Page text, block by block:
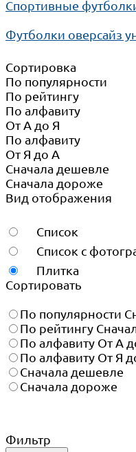
Спортивные
Футболки оверсайз
Сортировка
По популярности
По рейтингу
По алфавиту
От А до Я
По алфавиту
От Я до А
Сначала дешевле
Сначала дороже
Вид отображения
Список
Список с
Плитка
Сортировать
По популярности
По рейтингу
По алфавиту От А
По алфавиту От Я
Сначала дешевле
Сначала дороже
Фильтр